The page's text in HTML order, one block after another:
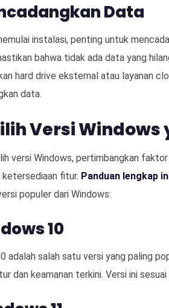
Data
instalasi, penting untuk
bahwa tidak ada data yang
hard drive eksternal atau layanan
data.
Versi Windows
versi Windows, pertimbangkan
ketersediaan fitur. Panduan lengkap
populer dari Windows:
10
adalah salah satu versi yang paling
dan keamanan terkini. Versi ini